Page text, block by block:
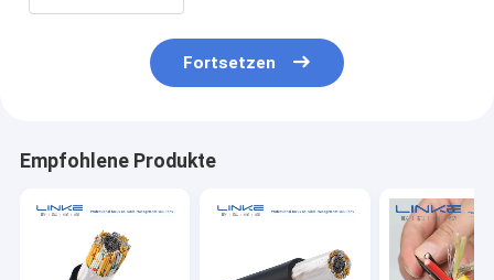
Fortsetzen
Empfohlene Produkte